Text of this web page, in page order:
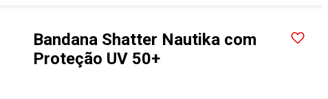
Bandana Shatter Nautika com
Proteção UV 50+